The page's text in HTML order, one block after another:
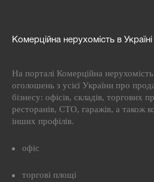
Комерційна нерухомість в Україні
На порталі Комерційна
оголошень з усієї України про
бізнесу: офісів, складів, торгових
ресторанів, СТО, гаражів, а також
інших профілів.
офіс
торгові площі